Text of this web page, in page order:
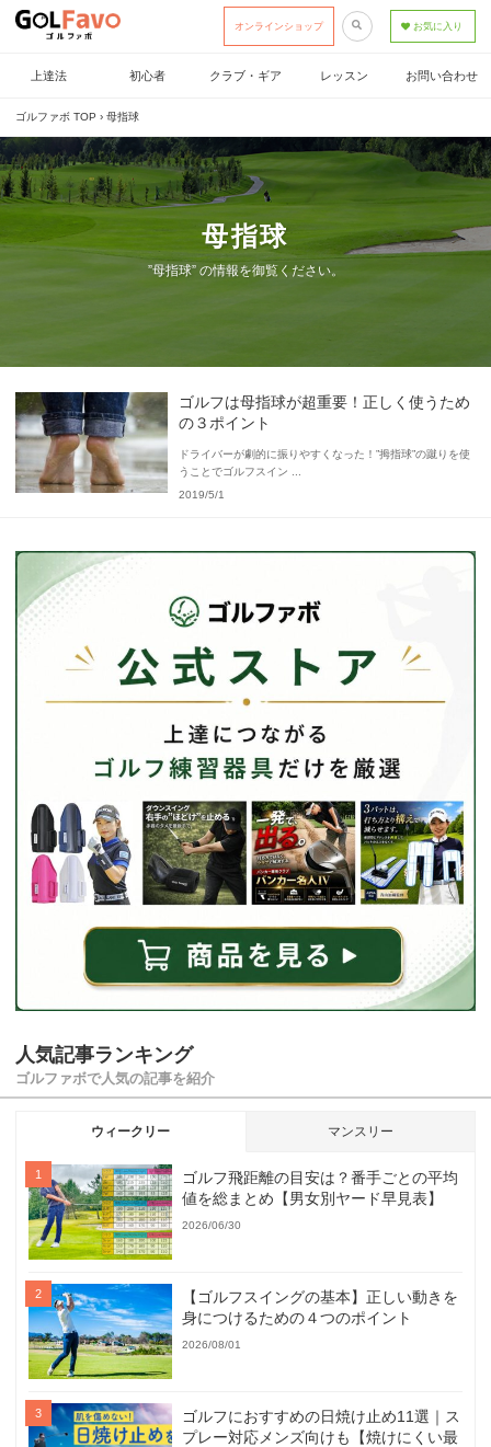
オンラインショップ お気に入り
上達法 初心者 クラブ・ギア レッスン お問い合わせ
ゴルファボ TOP › 母指球
母指球
”母指球” の情報を御覧ください。
ゴルフは母指球が超重要！正しく使うため
の３ポイント
ドライバーが劇的に振りやすくなった！”拇指球”の蹴りを使
うことでゴルフスイン ...
2019/5/1
人気記事ランキング
ゴルファボで人気の記事を紹介
ウィークリー マンスリー
ゴルフ飛距離の目安は？番手ごとの平均
値を総まとめ【男女別ヤード早見表】
2026/06/30
【ゴルフスイングの基本】正しい動きを
身につけるための４つのポイント
2026/08/01
ゴルフにおすすめの日焼け止め11選｜ス
プレー対応メンズ向けも【焼けにくい最